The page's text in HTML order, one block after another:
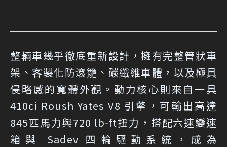
整輛車幾乎徹底重新設計，擁有完整管狀車
架、客製化防滾籠、碳纖維車體，以及極具
侵略感的寬體外觀。動力核心則來自一具
410ci Roush Yates V8 引擎，可輸出高達
845匹馬力與720 lb-ft扭力，搭配六速變速
箱與 Sadev 四輪驅動系統，成為